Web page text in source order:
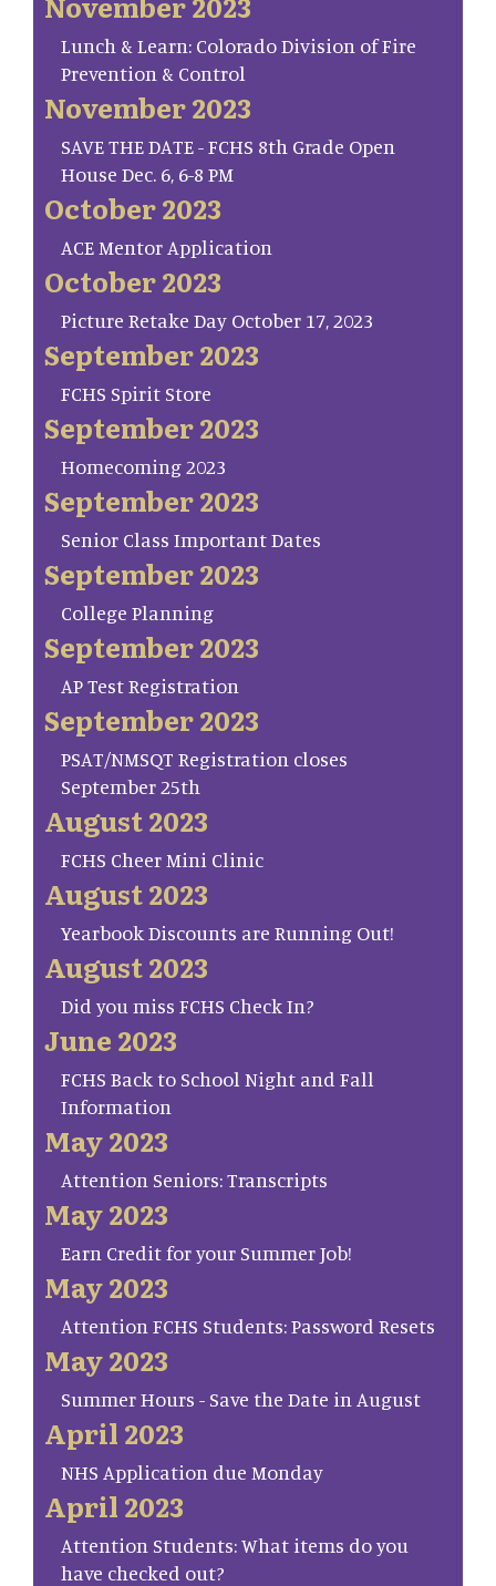
Lunch & Learn: Colorado Division of Fire
Prevention & Control
November 2023
SAVE THE DATE - FCHS 8th Grade Open
House Dec. 6, 6-8 PM
October 2023
ACE Mentor Application
October 2023
Picture Retake Day October 17, 2023
September 2023
FCHS Spirit Store
September 2023
Homecoming 2023
September 2023
Senior Class Important Dates
September 2023
College Planning
September 2023
AP Test Registration
September 2023
PSAT/NMSQT Registration closes
September 25th
August 2023
FCHS Cheer Mini Clinic
August 2023
Yearbook Discounts are Running Out!
August 2023
Did you miss FCHS Check In?
June 2023
FCHS Back to School Night and Fall
Information
May 2023
Attention Seniors: Transcripts
May 2023
Earn Credit for your Summer Job!
May 2023
Attention FCHS Students: Password Resets
May 2023
Summer Hours - Save the Date in August
April 2023
NHS Application due Monday
April 2023
Attention Students: What items do you
have checked out?